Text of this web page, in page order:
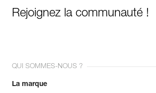
Rejoignez la communauté !
QUI SOMMES-NOUS ?
La marque